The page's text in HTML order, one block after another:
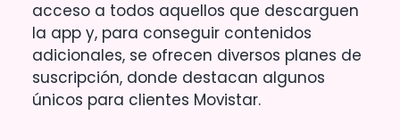
acceso a todos aquellos que descarguen
la app y, para conseguir contenidos
adicionales, se ofrecen diversos planes de
suscripción, donde destacan algunos
únicos para clientes Movistar.